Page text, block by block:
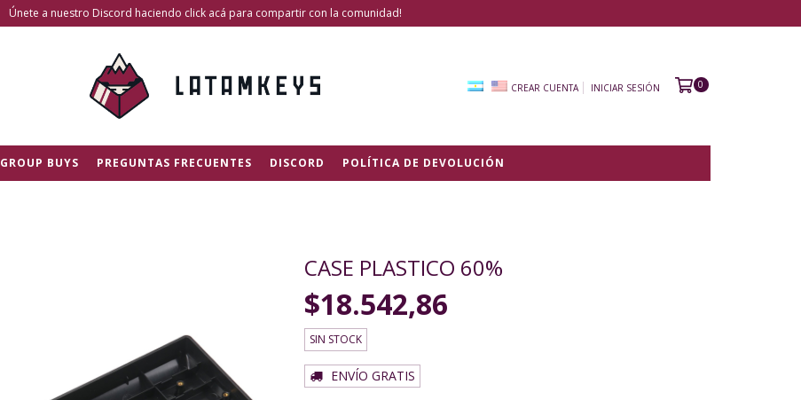
Únete a nuestro Discord haciendo click acá para compartir con la comunidad!
CREAR CUENTA INICIAR SESIÓN 0
GROUP BUYS PREGUNTAS FRECUENTES DISCORD POLÍTICA DE DEVOLUCIÓN
CASE PLASTICO 60%
$18.542,86
SIN STOCK
ENVÍO GRATIS